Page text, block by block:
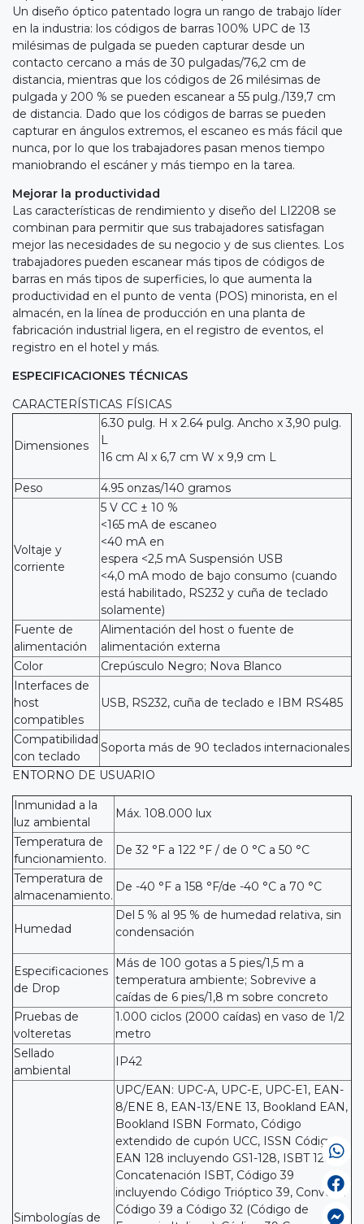
Un diseño óptico patentado logra un rango de trabajo líder
en la industria: los códigos de barras 100% UPC de 13
milésimas de pulgada se pueden capturar desde un
contacto cercano a más de 30 pulgadas/76,2 cm de
distancia, mientras que los códigos de 26 milésimas de
pulgada y 200 % se pueden escanear a 55 pulg./139,7 cm
de distancia. Dado que los códigos de barras se pueden
capturar en ángulos extremos, el escaneo es más fácil que
nunca, por lo que los trabajadores pasan menos tiempo
maniobrando el escáner y más tiempo en la tarea.
Mejorar la productividad
Las características de rendimiento y diseño del LI2208 se
combinan para permitir que sus trabajadores satisfagan
mejor las necesidades de su negocio y de sus clientes. Los
trabajadores pueden escanear más tipos de códigos de
barras en más tipos de superficies, lo que aumenta la
productividad en el punto de venta (POS) minorista, en el
almacén, en la línea de producción en una planta de
fabricación industrial ligera, en el registro de eventos, el
registro en el hotel y más.
ESPECIFICACIONES TÉCNICAS
CARACTERÍSTICAS FÍSICAS
Dimensiones
6.30 pulg. H x 2.64 pulg. Ancho x 3,90 pulg.
L
16 cm Al x 6,7 cm W x 9,9 cm L
Peso 4.95 onzas/140 gramos
Voltaje y
corriente
5 V CC ± 10 %
<165 mA de escaneo
<40 mA en
espera <2,5 mA Suspensión USB
<4,0 mA modo de bajo consumo (cuando
está habilitado, RS232 y cuña de teclado
solamente)
Fuente de
alimentación
Alimentación del host o fuente de
alimentación externa
Color
Crepúsculo Negro; Nova Blanco
Interfaces de
host
compatibles
USB, RS232, cuña de teclado e IBM RS485
Compatibilidad
con teclado
Soporta más de 90 teclados internacionales
ENTORNO DE USUARIO
Inmunidad a la
luz ambiental
Máx. 108.000 lux
Temperatura de
funcionamiento.
De 32 °F a 122 °F / de 0 °C a 50 °C
Temperatura de
almacenamiento.
De -40 °F a 158 °F/de -40 °C a 70 °C
Humedad
Del 5 % al 95 % de humedad relativa, sin
condensación
Especificaciones
de Drop
Más de 100 gotas a 5 pies/1,5 m a
temperatura ambiente; Sobrevive a
caídas de 6 pies/1,8 m sobre concreto
Pruebas de
volteretas
1.000 ciclos (2000 caídas) en vaso de 1/2
metro
Sellado
ambiental
IP42
Simbologías de
UPC/EAN: UPC-A, UPC-E, UPC-E1, EAN-
8/ENE 8, EAN-13/ENE 13, Bookland EAN,
Bookland ISBN Formato, Código
extendido de cupón UCC, ISSN Código
EAN 128 incluyendo GS1-128, ISBT 128,
Concatenación ISBT, Código 39
incluyendo Código Trióptico 39, Convertir
Código 39 a Código 32 (Código de